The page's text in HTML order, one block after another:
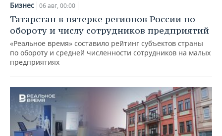
Бизнес 06 авг, 00:00
Татарстан в пятерке регионов России по
обороту и числу сотрудников предприятий
«Реальное время» составило рейтинг субъектов страны
по обороту и средней численности сотрудников на малых
предприятиях